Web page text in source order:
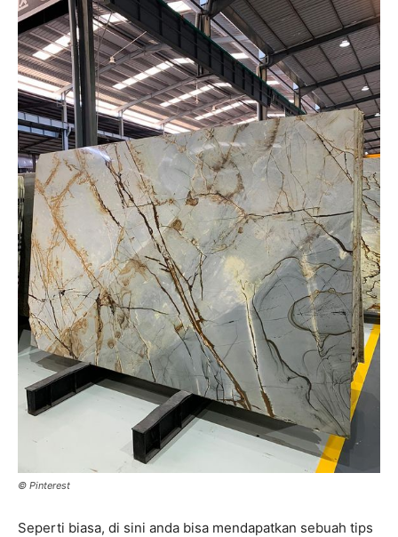
© Pinterest
Seperti biasa, di sini anda bisa mendapatkan sebuah tips